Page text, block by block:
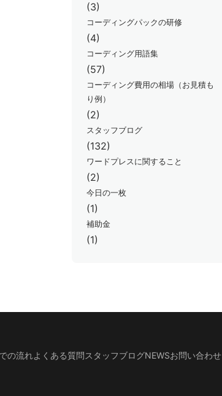
(3)
コーディングパックの研修
(4)
コーディング用語集
(57)
コーディング費用の相場（お見積も
り例）
(2)
スタッフブログ
(132)
ワードプレスに関すること
(2)
今日の一枚
(1)
補助金
(1)
の流れよくある質問スタッフブログNEWSお問い合わせ